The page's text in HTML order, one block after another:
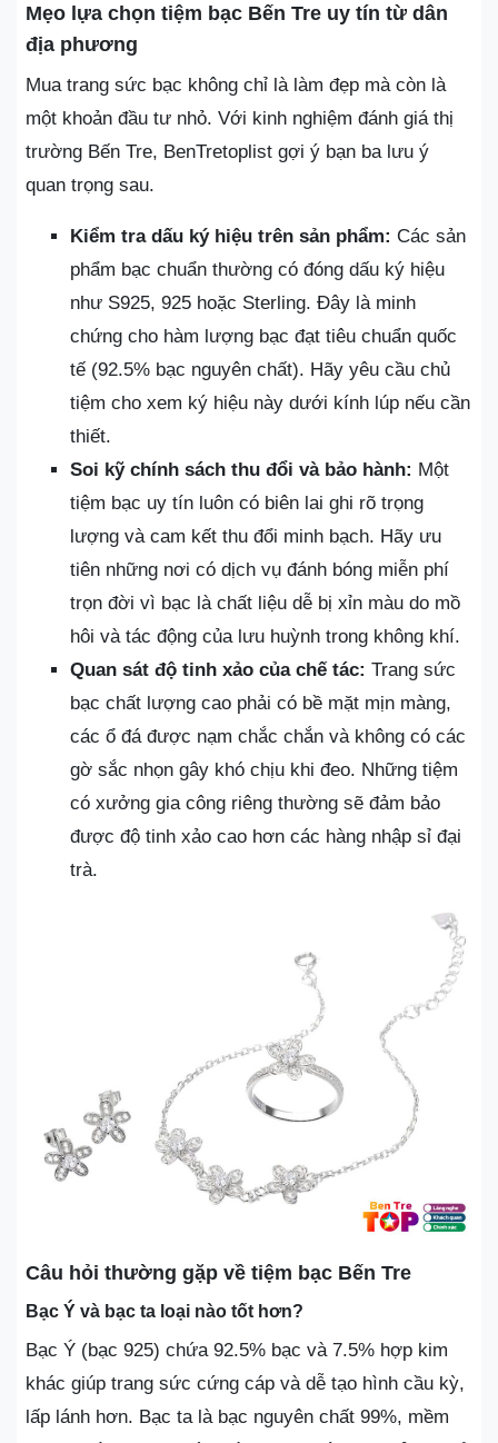
Mẹo lựa chọn tiệm bạc Bến Tre uy tín từ dân
địa phương
Mua trang sức bạc không chỉ là làm đẹp mà còn là
một khoản đầu tư nhỏ. Với kinh nghiệm đánh giá thị
trường Bến Tre, BenTretoplist gợi ý bạn ba lưu ý
quan trọng sau.
Kiểm tra dấu ký hiệu trên sản phẩm: Các sản
phẩm bạc chuẩn thường có đóng dấu ký hiệu
như S925, 925 hoặc Sterling. Đây là minh
chứng cho hàm lượng bạc đạt tiêu chuẩn quốc
tế (92.5% bạc nguyên chất). Hãy yêu cầu chủ
tiệm cho xem ký hiệu này dưới kính lúp nếu cần
thiết.
Soi kỹ chính sách thu đổi và bảo hành: Một
tiệm bạc uy tín luôn có biên lai ghi rõ trọng
lượng và cam kết thu đổi minh bạch. Hãy ưu
tiên những nơi có dịch vụ đánh bóng miễn phí
trọn đời vì bạc là chất liệu dễ bị xỉn màu do mồ
hôi và tác động của lưu huỳnh trong không khí.
Quan sát độ tinh xảo của chế tác: Trang sức
bạc chất lượng cao phải có bề mặt mịn màng,
các ổ đá được nạm chắc chắn và không có các
gờ sắc nhọn gây khó chịu khi đeo. Những tiệm
có xưởng gia công riêng thường sẽ đảm bảo
được độ tinh xảo cao hơn các hàng nhập sỉ đại
trà.
Câu hỏi thường gặp về tiệm bạc Bến Tre
Bạc Ý và bạc ta loại nào tốt hơn?
Bạc Ý (bạc 925) chứa 92.5% bạc và 7.5% hợp kim
khác giúp trang sức cứng cáp và dễ tạo hình cầu kỳ,
lấp lánh hơn. Bạc ta là bạc nguyên chất 99%, mềm